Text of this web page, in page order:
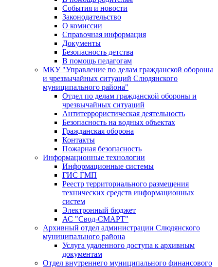
События и новости
Законодательство
О комиссии
Справочная информация
Документы
Безопасность детства
В помощь педагогам
МКУ "Управление по делам гражданской обороны
и чрезвычайных ситуаций Слюдянского
муниципального района"
Отдел по делам гражданской обороны и
чрезвычайных ситуаций
Антитеррористическая деятельность
Безопасность на водных объектах
Гражданская оборона
Контакты
Пожарная безопасность
Информационные технологии
Информационные системы
ГИС ГМП
Реестр территориального размещения
технических средств информационных
систем
Электронный бюджет
АС "Свод-СМАРТ"
Архивный отдел администрации Слюдянского
муниципального района
Услуга удаленного доступа к архивным
документам
Отдел внутреннего муниципального финансового